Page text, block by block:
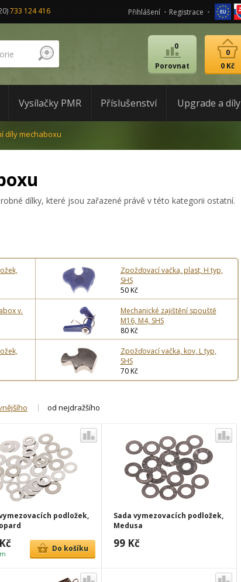
733 124 416 Přihlášení Registrace
Porovnat
0
0 Kč
0
Vysílačky PMR Příslušenství Upgrade a díly
díly mechaboxu
dílky, které jsou zařazené právě v této kategorii ostatní.
Zpožďovací vačka, plast, H typ,
SHS
50 Kč
v.
Mechanické zajištění spouště
M16, M4, SHS
80 Kč
Zpožďovací vačka, kov, L typ,
SHS
70 Kč
od nejdražšího
podložek,
Do košíku
Sada vymezovacích podložek,
Medusa
99 Kč